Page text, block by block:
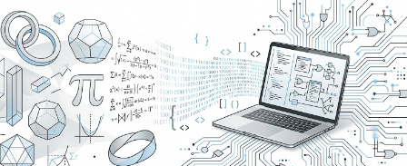
Skip
to
content